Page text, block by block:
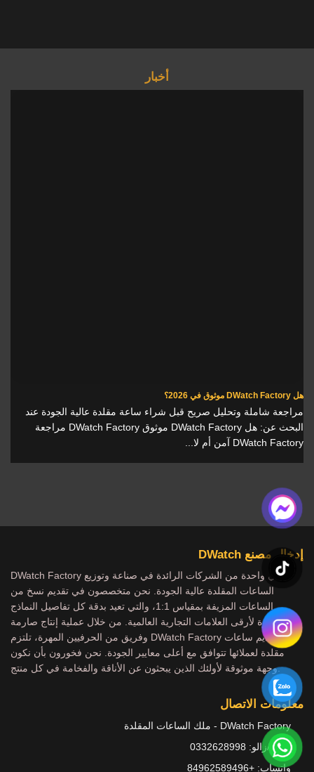
أخبار
هل DWatch Factory موثوق في 2026؟
مراجعة شاملة وتحليل صريح قبل شراء ساعة مقلدة عالية الجودة عند
البحث عن: هل DWatch Factory موثوق DWatch Factory مراجعة
DWatch Factory آمن أم لا...
إدخال مصنع DWatch
DWatch Factory هي واحدة من الشركات الرائدة في صناعة وتوزيع
الساعات المقلدة عالية الجودة. نحن متخصصون في تقديم نسخ من
الساعات المزيفة بمقياس 1:1، والتي تعيد بدقة كل تفاصيل النماذج
الشهيرة لأرقى العلامات التجارية العالمية. من خلال عملية إنتاج صارمة
وفريق من الحرفيين المهرة، تلتزم DWatch Factory بتقديم ساعات
مقلدة لعملائها تتوافق مع أعلى معايير الجودة. نحن فخورون بأن نكون
وجهة موثوقة لأولئك الذين يبحثون عن الأناقة والفخامة في كل منتج.
معلومات الاتصال
DWatch Factory - ملك الساعات المقلدة
هاتف/زالو: 0332628998
واتساب: +84962589496